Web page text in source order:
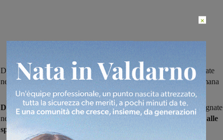
Due vittorie, un pareggio e due sconfitte per le valdarnesi impegnate
nei campionati allievi e giovanissimi regionali lo scorso fine settimana
Due vittorie, un pareggio e due sconfitteper le valdarnesi impegnate
nei campionati allievi e giovanissimi regionali
nel fine settimana alle
spalle.
×